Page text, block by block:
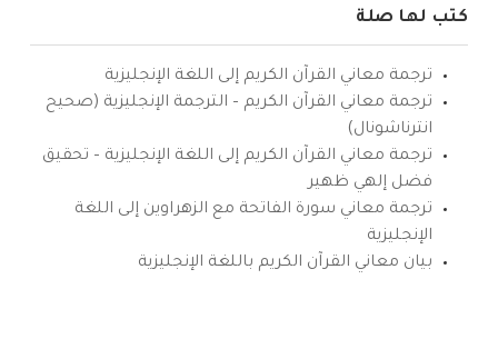
كتب لها صلة
ترجمة معاني القرآن الكريم إلى اللغة الإنجليزية
ترجمة معاني القرآن الكريم – الترجمة الإنجليزية (صحيح
انترناشونال)
ترجمة معاني القرآن الكريم إلى اللغة الإنجليزية – تحقيق
فضل إلهي ظهير
ترجمة معاني سورة الفاتحة مع الزهراوين إلى اللغة
الإنجليزية
بيان معاني القرآن الكريم باللغة الإنجليزية